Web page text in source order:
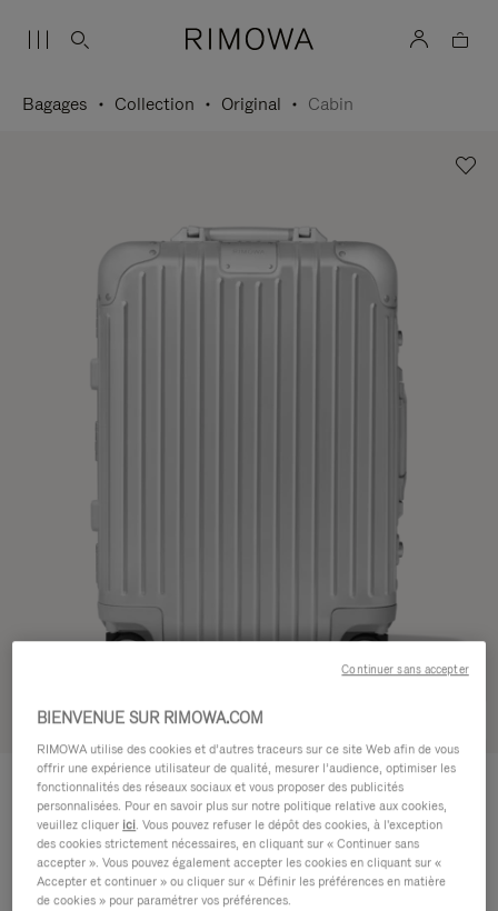
Bagages Collection Original Cabin
ORIGINAL
Cabin 1.200,00 €
Guide des tailles
Taille
Cabin 55 x 40 x 23 cm
BIENVENUE SUR RIMOWA.COM
RIMOWA utilise des cookies et d’autres traceurs sur ce site Web afin de vous
offrir une expérience utilisateur de qualité, mesurer l’audience, optimiser les
fonctionnalités des réseaux sociaux et vous proposer des publicités
personnalisées. Pour en savoir plus sur notre politique relative aux cookies,
veuillez cliquer ici. Vous pouvez refuser le dépôt des cookies, à l'exception
des cookies strictement nécessaires, en cliquant sur « Continuer sans
accepter ». Vous pouvez également accepter les cookies en cliquant sur «
Accepter et continuer » ou cliquer sur « Définir les préférences en matière
de cookies » pour paramétrer vos préférences.
Continuer sans accepter